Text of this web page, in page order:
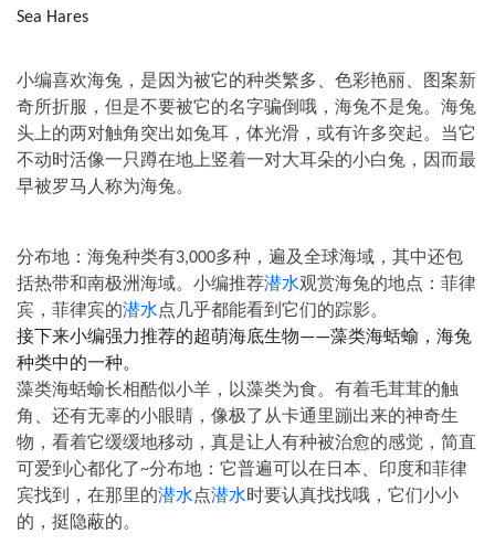
Sea Hares
小编喜欢海兔，是因为被它的种类繁多、色彩艳丽、图案新
奇所折服，但是不要被它的名字骗倒哦，海兔不是兔。海兔
头上的两对触角突出如兔耳，体光滑，或有许多突起。当它
不动时活像一只蹲在地上竖着一对大耳朵的小白兔，因而最
早被罗马人称为海兔。
分布地：海兔种类有3,000多种，遍及全球海域，其中还包
括热带和南极洲海域。小编推荐潜水观赏海兔的地点：菲律
宾，菲律宾的潜水点几乎都能看到它们的踪影。
接下来小编强力推荐的超萌海底生物——藻类海蛞蝓，海兔
种类中的一种。
藻类海蛞蝓长相酷似小羊，以藻类为食。有着毛茸茸的触
角、还有无辜的小眼睛，像极了从卡通里蹦出来的神奇生
物，看着它缓缓地移动，真是让人有种被治愈的感觉，简直
可爱到心都化了~分布地：它普遍可以在日本、印度和菲律
宾找到，在那里的潜水点潜水时要认真找找哦，它们小小
的，挺隐蔽的。